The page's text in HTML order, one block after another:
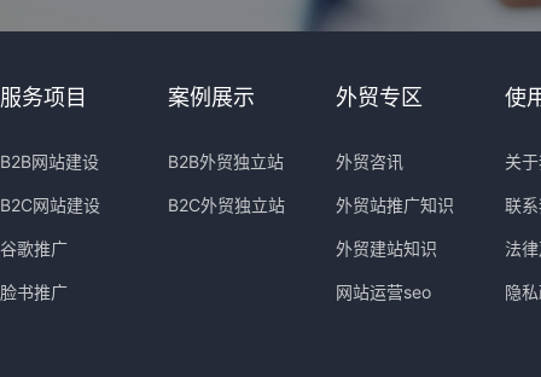
服务项目
B2B网站建设
B2C网站建设
谷歌推广
脸书推广
案例展示
B2B外贸独立站
B2C外贸独立站
外贸专区
外贸咨讯
外贸站推广知识
外贸建站知识
网站运营seo
使
关
联
法
隐